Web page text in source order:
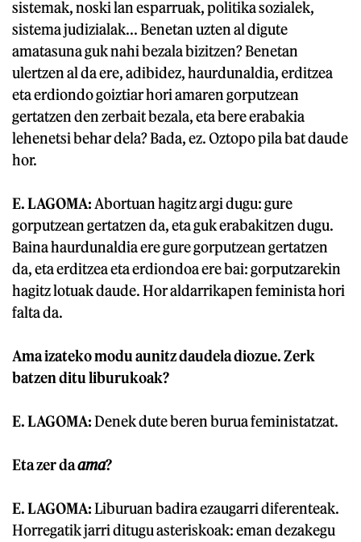
sistemak, noski lan esparruak, politika sozialek,
sistema judizialak... Benetan uzten al digute
amatasuna guk nahi bezala bizitzen? Benetan
ulertzen al da ere, adibidez, haurdunaldia, erditzea
eta erdiondo goiztiar hori amaren gorputzean
gertatzen den zerbait bezala, eta bere erabakia
lehenetsi behar dela? Bada, ez. Oztopo pila bat daude
hor.
E. LAGOMA: Abortuan hagitz argi dugu: gure
gorputzean gertatzen da, eta guk erabakitzen dugu.
Baina haurdunaldia ere gure gorputzean gertatzen
da, eta erditzea eta erdiondoa ere bai: gorputzarekin
hagitz lotuak daude. Hor aldarrikapen feminista hori
falta da.
Ama izateko modu aunitz daudela diozue. Zerk
batzen ditu liburukoak?
E. LAGOMA:Denek dute beren burua feministatzat.
Eta zer daama?
E. LAGOMA:Liburuan badira ezaugarri diferenteak.
Horregatik jarri ditugu asteriskoak: eman dezakegu